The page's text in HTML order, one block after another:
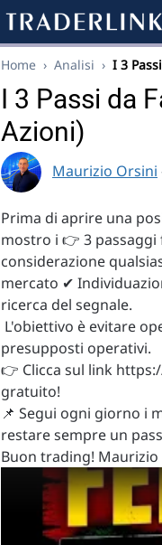
Home › Analisi › I 3
I 3 Passi da
Azioni)
Maurizio Orsini
Prima di aprire una
mostro i 👉 3
considerazione
mercato ✔
ricerca del segnale.
L'obiettivo è evitare
presupposti operativi.
👉 Clicca sul link
gratuito!
📌 Segui ogni giorno i
restare sempre un
Buon trading! Maurizio